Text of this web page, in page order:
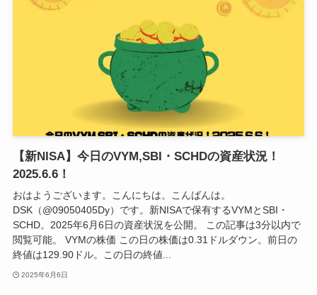
【新NISA】今日のVYM,SBI・SCHDの資産状況！
2025.6.6！
おはようございます。こんにちは。こんばんは。
DSK（@09050405Dy）です。新NISAで保有するVYMとSBI・
SCHD。2025年6月6日の資産状況を公開。 この記事は3分以内で
閲覧可能。 VYMの株価 この日の株価は0.31ドルダウン。前日の
終値は129.90ドル。この日の終値...
2025年6月6日